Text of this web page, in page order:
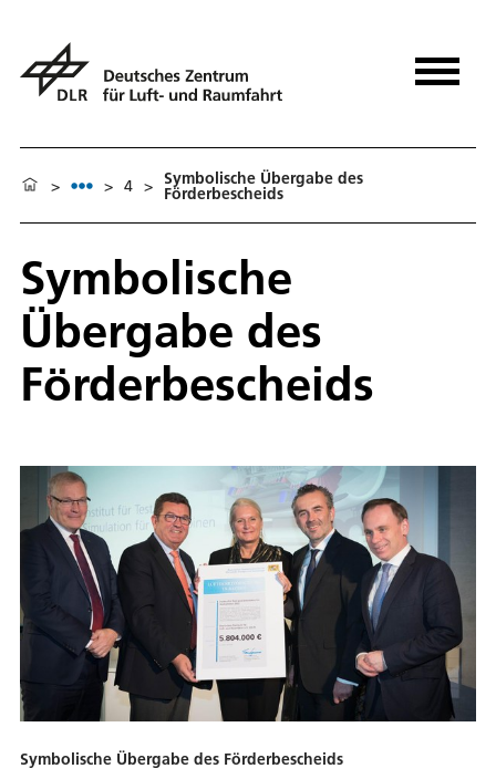
> > 4 > Symbolische Übergabe des
Förderbescheids
Symbolische
Übergabe des
Förderbescheids
Symbolische Übergabe des Förderbescheids